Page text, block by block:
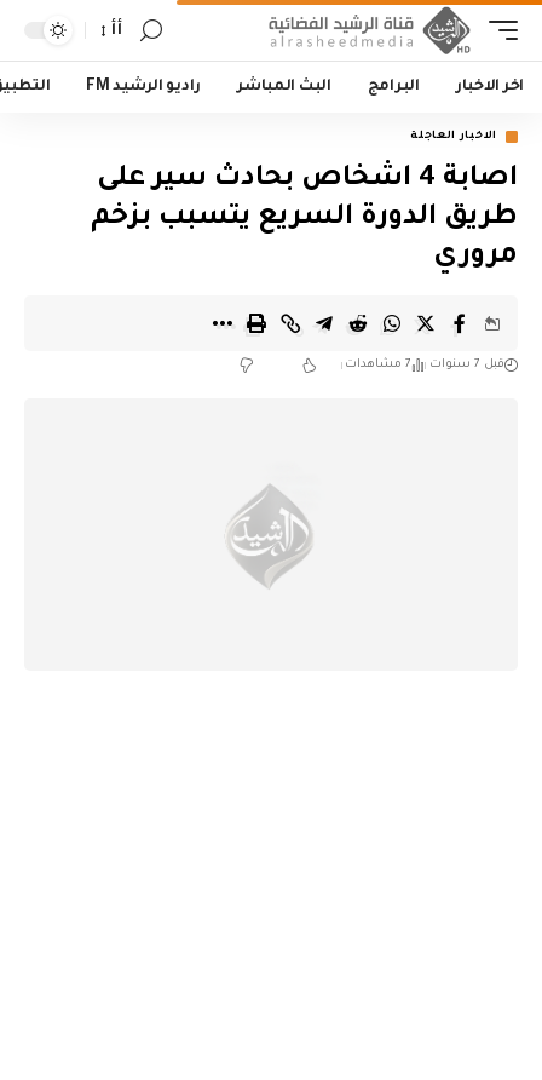
أأ
اخر الاخبار البرامج البث المباشر راديو الرشيد FM
الاخبار العاجلة
اصابة 4 اشخاص بحادث سير على
طريق الدورة السريع يتسبب بزخم
مروري
قبل 7 سنوات 7 مشاهدات